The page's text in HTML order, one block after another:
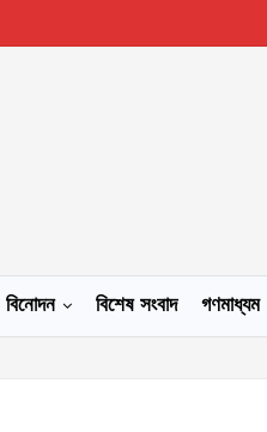
বিনোদন বিশেষ সংবাদ গণমাধ্যম